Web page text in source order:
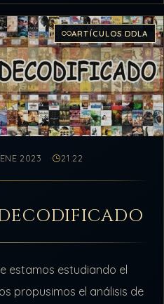
ARTÍCULOS DDLA
2023 21:22
estamos estudiando el
propusimos el análisis de